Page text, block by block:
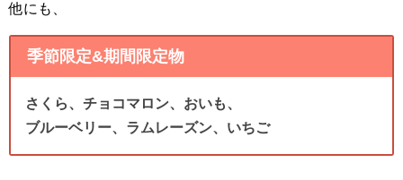
他にも、
季節限定&期間限定物
さくら、チョコマロン、おいも、
ブルーベリー、ラムレーズン、いちご